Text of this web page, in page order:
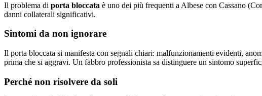
Il problema di porta bloccata è uno dei più frequenti a Albese con Cassano
danni collaterali significativi.
Sintomi da non ignorare
Il porta bloccata si manifesta con segnali chiari: malfunzionamenti evidenti,
prima che si aggravi. Un fabbro professionista sa distinguere un sintomo
Perché non risolvere da soli